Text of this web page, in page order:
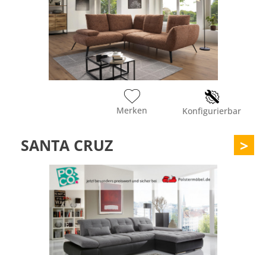
Merken Konfigurierbar
SANTA CRUZ >